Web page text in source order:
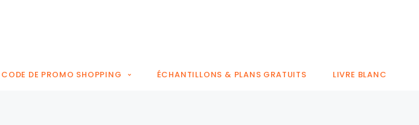
CODE DE PROMO SHOPPING ÉCHANTILLONS & PLANS GRATUITS LIVRE BLANC